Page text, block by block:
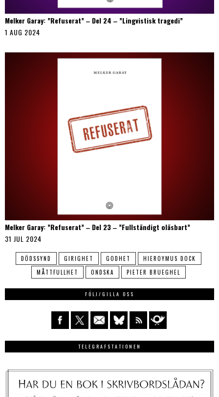
Melker Garay: ”Refuserat” ‒ Del 24 ‒ ”Lingvistisk tragedi”
1 AUG 2024
Melker Garay: ”Refuserat” ‒ Del 23 ‒ ”Fullständigt oläsbart”
31 JUL 2024
DÖDSSYND GIRIGHET GODHET
HIEROYMUS DOCK
MÅTTFULLHET
ONDSKA PIETER BRUEGHEL
FÖLJ/GILLA OSS
TELEGRAFSTATIONEN